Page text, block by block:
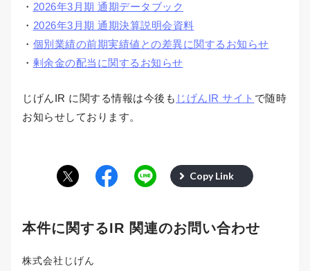
・ 2026年3月期 通期データブック
・ 2026年3月期 通期決算説明会資料
・ 個別業績の前期実績値との差異に関するお知らせ
・ 剰余金の配当に関するお知らせ
じげんIR に関する情報は今後も じげんIR サイト で随時
お知らせしております。
Copy Link
本件に関するIR 関連のお問い合わせ
株式会社じげん